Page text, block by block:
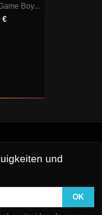
Boy...
€
und